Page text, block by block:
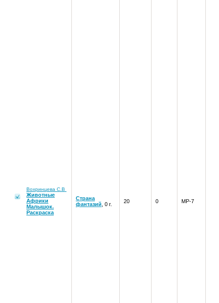
Вохринцева С.В
Животные
Африки
Малышок.
Раскраска
Страна
фантазий , 0 г. 20 0 МР-7